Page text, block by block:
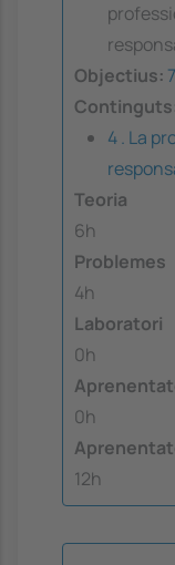
Objectius: 7
4 . La
Teoria
6h
Problemes
4h
Laboratori
0h
0h
12h